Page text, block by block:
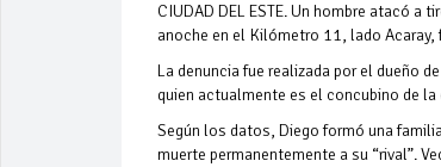
CIUDAD DEL ESTE. Un hombre atacó
anoche en el Kilómetro 11, lado
La denuncia fue realizada por el dueño
quien actualmente es el concubino de
Según los datos, Diego formó una
muerte permanentemente a su “rival”.